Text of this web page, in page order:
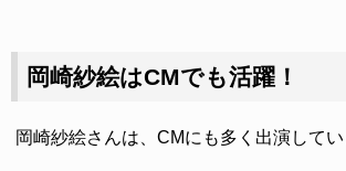
岡崎紗絵はCMでも活躍！
岡崎紗絵さんは、CMにも多く出演してい